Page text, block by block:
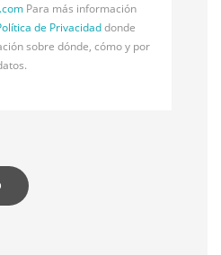
Para más información
de Privacidaddonde
sobre dónde, cómo y por